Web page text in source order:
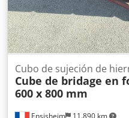
Ensisheim 11.890 km
Cubo de sujeción de
Cube de bridage en
600 x 800 mm